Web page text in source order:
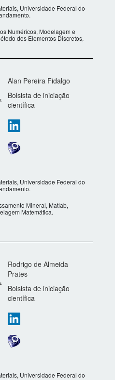
Universidade Federal do
Numéricos, Modelagem e
dos Elementos Discretos,
Alan Pereira Fidalgo
Bolsista de iniciação
científica
Universidade Federal do
Mineral, Matlab,
Matemática.
Rodrigo de Almeida
Prates
Bolsista de iniciação
científica
Universidade Federal do